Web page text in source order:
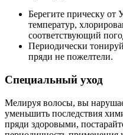
Берегите прическу
температур,
соответствующий
Периодически
пряди не пожелтели.
Специальный уход
Мелируя волосы, вы
уменьшить последствия
пряди здоровыми,